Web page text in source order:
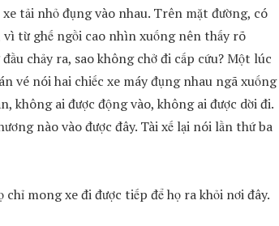
tải nhỏ đụng vào nhau. Trên mặt đường, có
từ ghế ngồi cao nhìn xuống nên thấy rõ
chảy ra, sao không chở đi cấp cứu? Một lúc
vé nói hai chiếc xe máy đụng nhau ngã xuống
không ai được động vào, không ai được dời đi.
nào vào được đây. Tài xế lại nói lần thứ ba
mong xe đi được tiếp để họ ra khỏi nơi đây.